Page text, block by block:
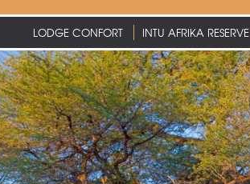
LODGE CONFORT INTU AFRIKA RESERVE